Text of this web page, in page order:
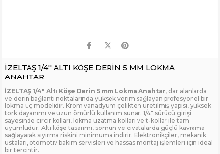
İZELTAŞ 1/4'' ALTI KÖŞE DERİN 5 MM LOKMA
ANAHTAR
İZELTAŞ 1/4" Altı Köşe Derin 5 mm Lokma Anahtar, dar alanlarda
ve derin bağlantı noktalarında yüksek verim sağlayan profesyonel bir
lokma uç modelidir. Krom vanadyum çelikten üretilmiş yapısı, yüksek
tork dayanımı ve uzun ömürlü kullanım sunar. 1/4" sürücü girişi
sayesinde cırcır kolları, lokma uzatma kolları ve t-kollar ile tam
uyumludur. Altı köşe tasarımı, somun ve cıvatalarda güçlü kavrama
sağlayarak sıyırma riskini minimuma indirir. Elektronikçiler, mekanik
ustaları, otomotiv bakım servisleri ve hassas montaj işlemleri için ideal
bir tercihtir.